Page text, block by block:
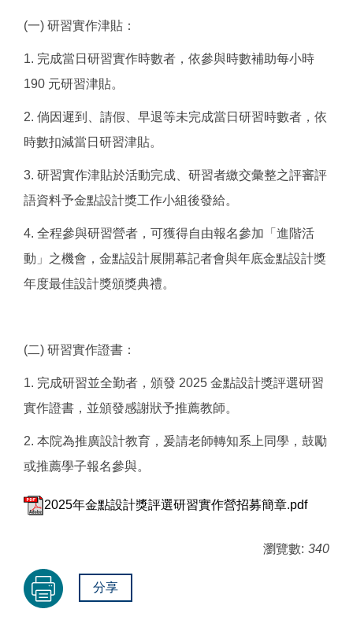
(一) 研習實作津貼：
1. 完成當日研習實作時數者，依參與時數補助每小時
190 元研習津貼。
2. 倘因遲到、請假、早退等未完成當日研習時數者，依
時數扣減當日研習津貼。
3. 研習實作津貼於活動完成、研習者繳交彙整之評審評
語資料予金點設計獎工作小組後發給。
4. 全程參與研習營者，可獲得自由報名參加「進階活
動」之機會，金點設計展開幕記者會與年底金點設計獎
年度最佳設計獎頒獎典禮。
(二) 研習實作證書：
1. 完成研習並全勤者，頒發 2025 金點設計獎評選研習
實作證書，並頒發感謝狀予推薦教師。
2. 本院為推廣設計教育，爰請老師轉知系上同學，鼓勵
或推薦學子報名參與。
2025年金點設計獎評選研習實作營招募簡章.pdf
瀏覽數: 340
分享